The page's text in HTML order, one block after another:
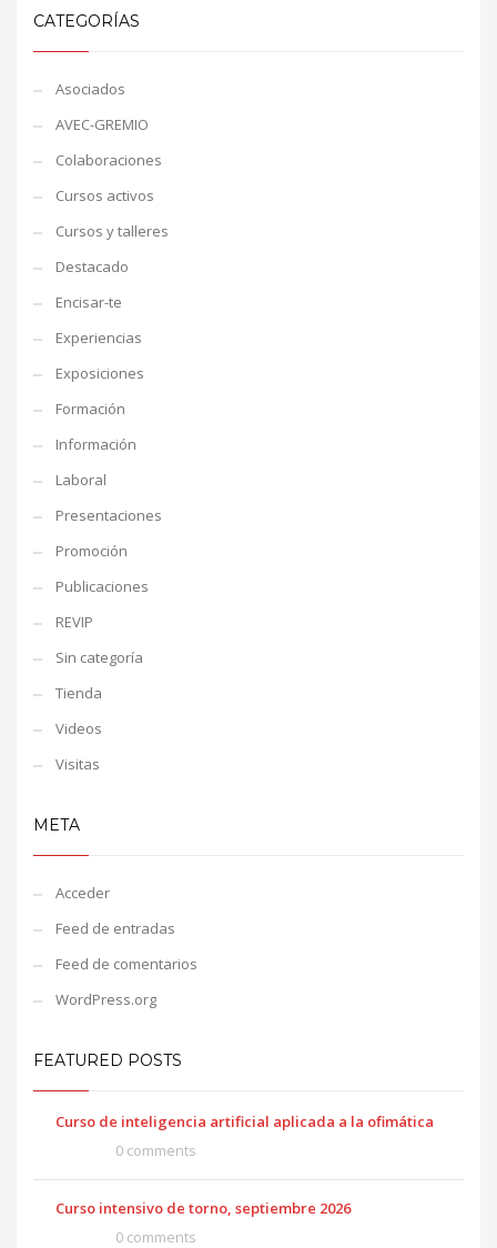
CATEGORÍAS
Asociados
AVEC-GREMIO
Colaboraciones
Cursos activos
Cursos y talleres
Destacado
Encisar-te
Experiencias
Exposiciones
Formación
Información
Laboral
Presentaciones
Promoción
Publicaciones
REVIP
Sin categoría
Tienda
Videos
Visitas
META
Acceder
Feed de entradas
Feed de comentarios
WordPress.org
FEATURED POSTS
Curso de inteligencia artificial aplicada a la ofimática
0 comments
Curso intensivo de torno, septiembre 2026
0 comments